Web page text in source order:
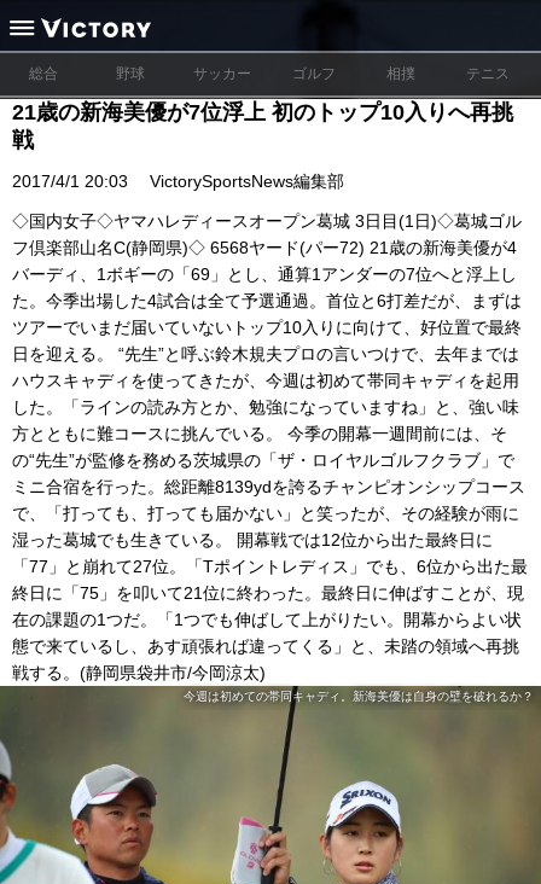
総合 野球 サッカー ゴルフ 相撲 テニス
21歳の新海美優が7位浮上 初のトップ10入りへ再挑
戦
2017/4/1 20:03 VictorySportsNews編集部
◇国内女子◇ヤマハレディースオープン葛城 3日目(1日)◇葛城ゴル
フ倶楽部山名C(静岡県)◇ 6568ヤード(パー72) 21歳の新海美優が4
バーディ、1ボギーの「69」とし、通算1アンダーの7位へと浮上し
た。今季出場した4試合は全て予選通過。首位と6打差だが、まずは
ツアーでいまだ届いていないトップ10入りに向けて、好位置で最終
日を迎える。 “先生”と呼ぶ鈴木規夫プロの言いつけで、去年までは
ハウスキャディを使ってきたが、今週は初めて帯同キャディを起用
した。「ラインの読み方とか、勉強になっていますね」と、強い味
方とともに難コースに挑んでいる。 今季の開幕一週間前には、そ
の“先生”が監修を務める茨城県の「ザ・ロイヤルゴルフクラブ」で
ミニ合宿を行った。総距離8139ydを誇るチャンピオンシップコース
で、「打っても、打っても届かない」と笑ったが、その経験が雨に
湿った葛城でも生きている。 開幕戦では12位から出た最終日に
「77」と崩れて27位。「Tポイントレディス」でも、6位から出た最
終日に「75」を叩いて21位に終わった。最終日に伸ばすことが、現
在の課題の1つだ。「1つでも伸ばして上がりたい。開幕からよい状
態で来ているし、あす頑張れば違ってくる」と、未踏の領域へ再挑
戦する。(静岡県袋井市/今岡涼太)
今週は初めての帯同キャディ。新海美優は自身の壁を破れるか？